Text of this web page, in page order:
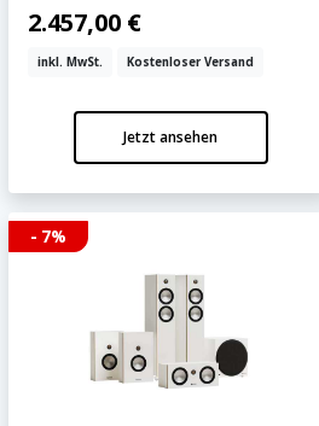
2.457,00 €
inkl. MwSt. Kostenloser Versand
Jetzt ansehen
- 7%